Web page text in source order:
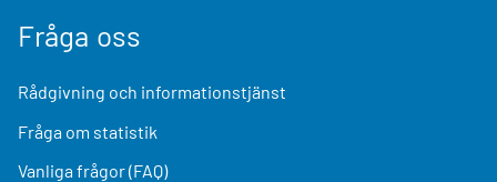
Fråga oss
Rådgivning och informationstjänst
Fråga om statistik
Vanliga frågor (FAQ)